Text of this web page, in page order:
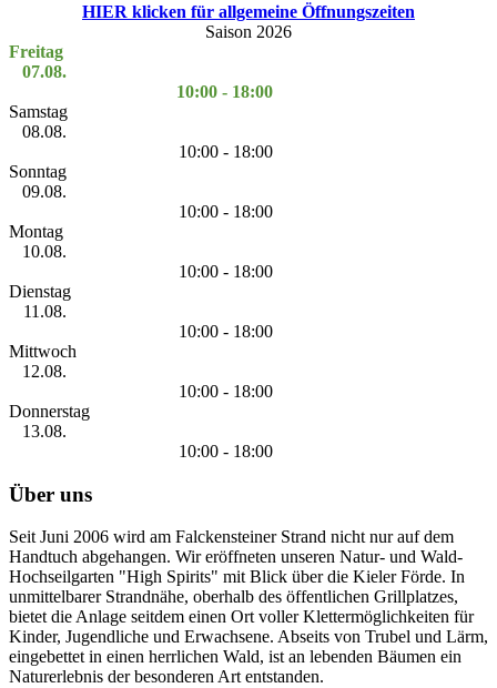
HIER klicken für allgemeine Öffnungszeiten
Saison 2026
Freitag
07.08.
10:00 - 18:00
Samstag
08.08.
10:00 - 18:00
Sonntag
09.08.
10:00 - 18:00
Montag
10.08.
10:00 - 18:00
Dienstag
11.08.
10:00 - 18:00
Mittwoch
12.08.
10:00 - 18:00
Donnerstag
13.08.
10:00 - 18:00
Über uns
Seit Juni 2006 wird am Falckensteiner Strand nicht nur auf dem
Handtuch abgehangen. Wir eröffneten unseren Natur- und Wald-
Hochseilgarten "High Spirits" mit Blick über die Kieler Förde. In
unmittelbarer Strandnähe, oberhalb des öffentlichen Grillplatzes,
bietet die Anlage seitdem einen Ort voller Klettermöglichkeiten für
Kinder, Jugendliche und Erwachsene. Abseits von Trubel und Lärm,
eingebettet in einen herrlichen Wald, ist an lebenden Bäumen ein
Naturerlebnis der besonderen Art entstanden.